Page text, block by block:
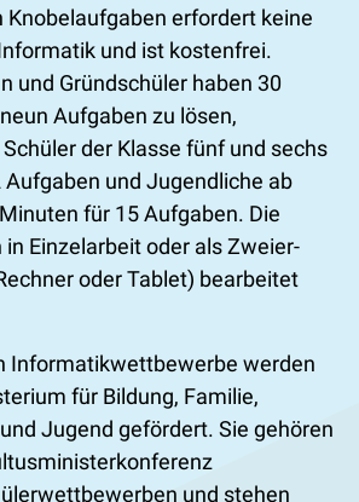
Knobelaufgaben erfordert keine
und ist kostenfrei.
und Gründschüler haben 30
Aufgaben zu lösen,
der Klasse fünf und sechs
und Jugendliche ab
für 15 Aufgaben. Die
Einzelarbeit oder als Zweier-
oder Tablet) bearbeitet
Informatikwettbewerbe werden
für Bildung, Familie,
Jugend gefördert. Sie gehören
und stehen